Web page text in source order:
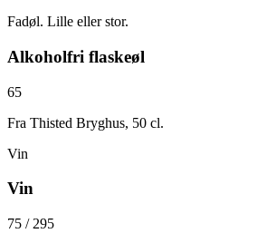
Fadøl. Lille eller stor.
Alkoholfri flaskeøl
65
Fra Thisted Bryghus, 50 cl.
Vin
Vin
75 / 295